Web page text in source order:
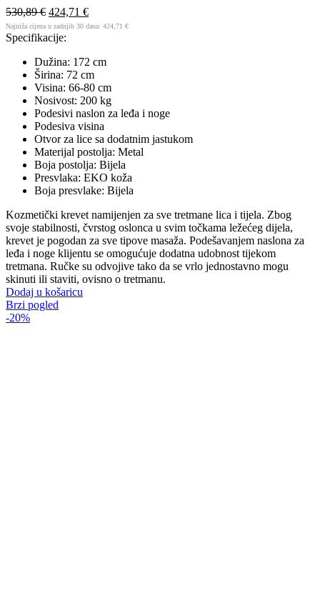
530,89€ 424,71 €
Najniža cijena u zadnjih 30 dana: 424,71 €
Specifikacije:
Dužina: 172 cm
Širina: 72 cm
Visina: 66-80 cm
Nosivost: 200 kg
Podesivi naslon za leđa i noge
Podesiva visina
Otvor za lice sa dodatnim jastukom
Materijal postolja: Metal
Boja postolja: Bijela
Presvlaka: EKO koža
Boja presvlake: Bijela
Kozmetički krevet namijenjen za sve tretmane lica i tijela. Zbog
svoje stabilnosti, čvrstog oslonca u svim točkama ležećeg dijela,
krevet je pogodan za sve tipove masaža. Podešavanjem naslona za
leđa i noge klijentu se omogućuje dodatna udobnost tijekom
tretmana. Ručke su odvojive tako da se vrlo jednostavno mogu
skinuti ili staviti, ovisno o tretmanu.
Dodaj u košaricu
Brzi pogled
-20%